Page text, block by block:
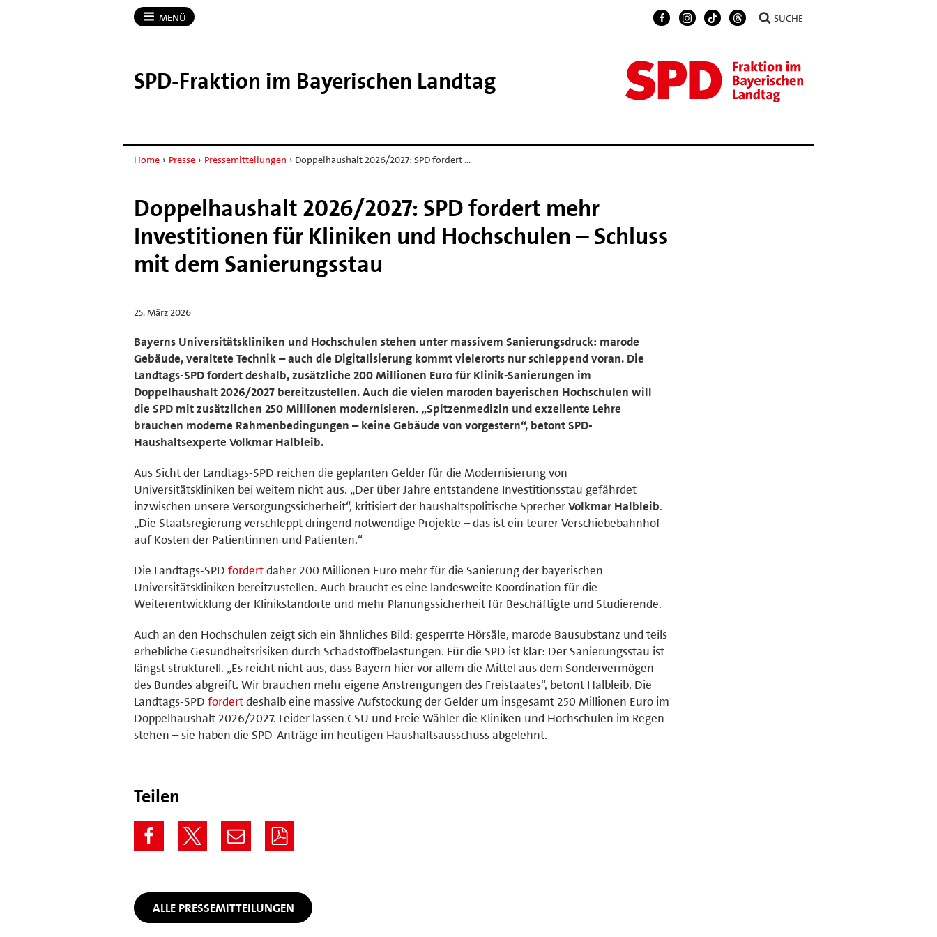
MENÜ SUCHE
SPD-​Fraktion im Bayerischen Landtag
Home › Presse › Pressemitteilungen › Doppelhaushalt 2026/2027: SPD fordert …
Doppelhaushalt 2026/2027: SPD fordert mehr
Investitionen für Kliniken und Hochschulen – Schluss
mit dem Sanierungsstau
25. März 2026
Bayerns Universitätskliniken und Hochschulen stehen unter massivem Sanierungsdruck: marode
Gebäude, veraltete Technik – auch die Digitalisierung kommt vielerorts nur schleppend voran. Die
Landtags-SPD fordert deshalb, zusätzliche 200 Millionen Euro für Klinik-Sanierungen im
Doppelhaushalt 2026/2027 bereitzustellen. Auch die vielen maroden bayerischen Hochschulen will
die SPD mit zusätzlichen 250 Millionen modernisieren. „Spitzenmedizin und exzellente Lehre
brauchen moderne Rahmenbedingungen – keine Gebäude von vorgestern“, betont SPD-
Haushaltsexperte Volkmar Halbleib.
Aus Sicht der Landtags-SPD reichen die geplanten Gelder für die Modernisierung von
Universitätskliniken bei weitem nicht aus. „Der über Jahre entstandene Investitionsstau gefährdet
inzwischen unsere Versorgungssicherheit“, kritisiert der haushaltspolitische SprecherVolkmar Halbleib.
„Die Staatsregierung verschleppt dringend notwendige Projekte – das ist ein teurer Verschiebebahnhof
auf Kosten der Patientinnen und Patienten.“
Die Landtags-SPD fordertdaher 200 Millionen Euro mehr für die Sanierung der bayerischen
Universitätskliniken bereitzustellen. Auch braucht es eine landesweite Koordination für die
Weiterentwicklung der Klinikstandorte und mehr Planungssicherheit für Beschäftigte und Studierende.
Auch an den Hochschulen zeigt sich ein ähnliches Bild: gesperrte Hörsäle, marode Bausubstanz und teils
erhebliche Gesundheitsrisiken durch Schadstoffbelastungen. Für die SPD ist klar: Der Sanierungsstau ist
längst strukturell. „Es reicht nicht aus, dass Bayern hier vor allem die Mittel aus dem Sondervermögen
des Bundes abgreift. Wir brauchen mehr eigene Anstrengungen des Freistaates“, betont Halbleib. Die
Landtags-SPD fordertdeshalb eine massive Aufstockung der Gelder um insgesamt 250 Millionen Euro im
Doppelhaushalt 2026/2027. Leider lassen CSU und Freie Wähler die Kliniken und Hochschulen im Regen
stehen – sie haben die SPD-Anträge im heutigen Haushaltsausschuss abgelehnt.
Teilen
ALLE PRESSEMITTEILUNGEN